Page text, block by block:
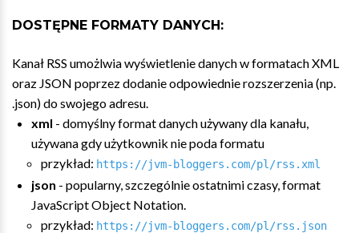
DOSTĘPNE FORMATY DANYCH:
Kanał RSS umożlwia wyświetlenie danych w formatach XML
oraz JSON poprzez dodanie odpowiednie rozszerzenia (np.
.json) do swojego adresu.
xml - domyślny format danych używany dla kanału,
używana gdy użytkownik nie poda formatu
przykład: https://jvm-bloggers.com/pl/rss.xml
json - popularny, szczególnie ostatnimi czasy, format
JavaScript Object Notation.
przykład: https://jvm-bloggers.com/pl/rss.json